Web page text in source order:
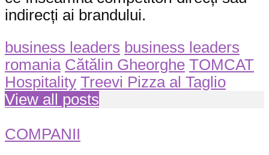
indirecți ai brandului.
business leaders business leaders
romania Cătălin Gheorghe TOMCAT
Hospitality Treevi Pizza al Taglio
View all posts
COMPANII